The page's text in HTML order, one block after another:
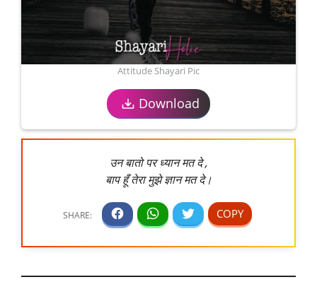
Attitude Shayari Pic
Download
उन बातो पर ध्यान मत दे ,
बाप हूँ तेरा मुझे ज्ञान मत दे।